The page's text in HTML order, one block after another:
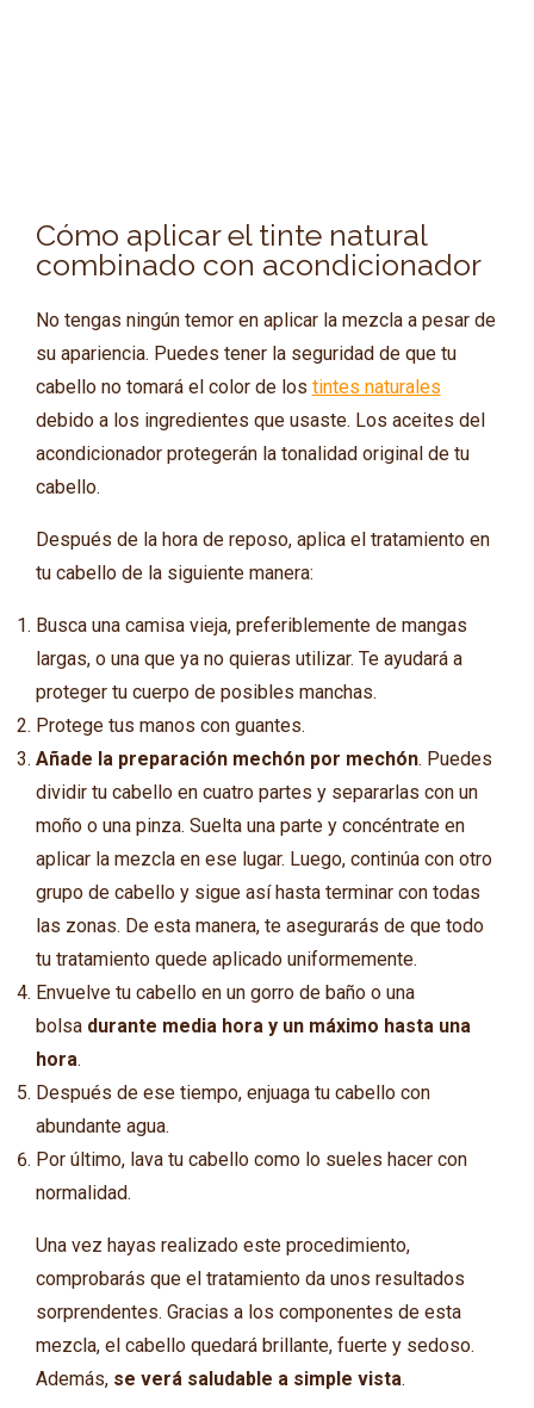
Cómo aplicar el tinte natural
combinado con acondicionador
No tengas ningún temor en aplicar la mezcla a pesar de
su apariencia. Puedes tener la seguridad de que tu
cabello no tomará el color de los tintes naturales
debido a los ingredientes que usaste. Los aceites del
acondicionador protegerán la tonalidad original de tu
cabello.
Después de la hora de reposo, aplica el tratamiento en
tu cabello de la siguiente manera:
Busca una camisa vieja, preferiblemente de mangas
largas, o una que ya no quieras utilizar. Te ayudará a
proteger tu cuerpo de posibles manchas.
Protege tus manos con guantes.
Añade la preparación mechón por mechón. Puedes
dividir tu cabello en cuatro partes y separarlas con un
moño o una pinza. Suelta una parte y concéntrate en
aplicar la mezcla en ese lugar. Luego, continúa con otro
grupo de cabello y sigue así hasta terminar con todas
las zonas. De esta manera, te asegurarás de que todo
tu tratamiento quede aplicado uniformemente.
Envuelve tu cabello en un gorro de baño o una
bolsa durante media hora y un máximo hasta una
hora.
Después de ese tiempo, enjuaga tu cabello con
abundante agua.
Por último, lava tu cabello como lo sueles hacer con
normalidad.
Una vez hayas realizado este procedimiento,
comprobarás que el tratamiento da unos resultados
sorprendentes. Gracias a los componentes de esta
mezcla, el cabello quedará brillante, fuerte y sedoso.
Además,se verá saludable a simple vista.